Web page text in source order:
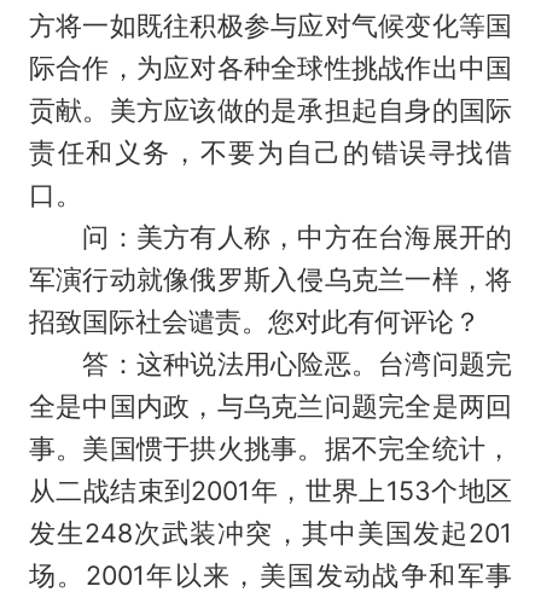
方将一如既往积极参与应对气候变化等国
际合作，为应对各种全球性挑战作出中国
贡献。美方应该做的是承担起自身的国际
责任和义务，不要为自己的错误寻找借
口。
问：美方有人称，中方在台海展开的
军演行动就像俄罗斯入侵乌克兰一样，将
招致国际社会谴责。您对此有何评论？
答：这种说法用心险恶。台湾问题完
全是中国内政，与乌克兰问题完全是两回
事。美国惯于拱火挑事。据不完全统计，
从二战结束到2001年，世界上153个地区
发生248次武装冲突，其中美国发起201
场。2001年以来，美国发动战争和军事